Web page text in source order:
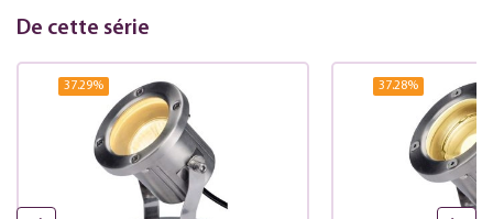
De cette série
37.29% 37.28%